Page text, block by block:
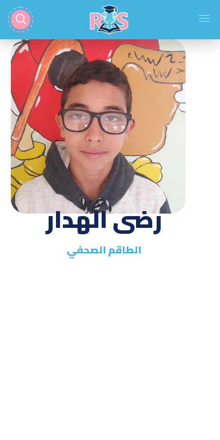
رضى الهدار
الطاقم الصحفي